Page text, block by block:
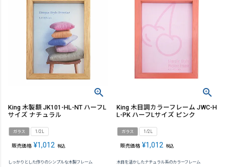
King 木製額 JK101-HL-NT ハーフL
サイズ ナチュラル
ガラス 1/2L
販売価格 ¥1,012 税込
しっかりとした作りのシンプルな木製フレーム
King 木目調カラーフレーム JWC-H
L-PK ハーフLサイズ ピンク
ガラス 1/2L
販売価格 ¥1,012 税込
木目を活かしたナチュラル系のカラーフレーム